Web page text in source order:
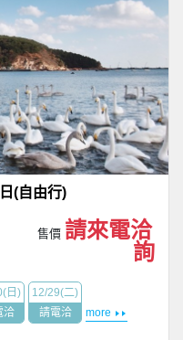
(自由行)
售價 請來電洽
詢
日)
洽
12/29(二)
請電洽
more